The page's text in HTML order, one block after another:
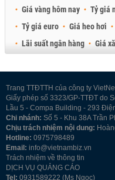
Giá vàng hôm nay Tỷ giá
Tỷ giá euro
Giá heo hơi
Lãi suất ngân hàng
Giá
Trang TTĐTTH của công ty
Giấy phép số 3323/GP-TTĐT do
Lầu 5 - Compa Building - 293
Chi nhánh: Số 5 - Khu 38A Trần
Chịu trách nhiệm nội dung:
Hotline: 0975798489
Email: info@vietnambiz.vn
Trách nhiệm về thông tin
DỊCH VỤ QUẢNG CÁO
Tel: 0931589222 (Ms Ngọc)